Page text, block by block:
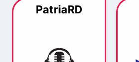
PatriaRD